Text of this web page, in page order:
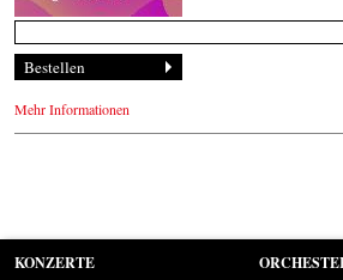
Mehr Informationen
KONZERTE